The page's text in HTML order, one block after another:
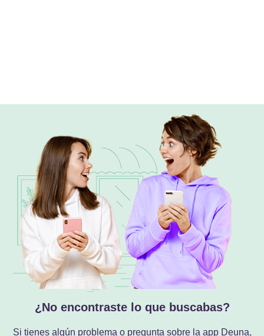
¿No encontraste lo que buscabas?
Si tienes algún problema o pregunta sobre la app Deuna,